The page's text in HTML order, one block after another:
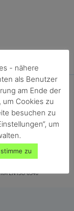
EN ISO 13183-1
EN ISO 6540
- nähere
als Benutzer
am Ende der
um Cookies zu
besuchen zu
um
zu